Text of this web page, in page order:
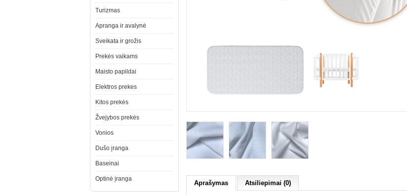
Turizmas
Apranga ir avalynė
Sveikata ir grožis
Prekės vaikams
Maisto papildai
Elektros prekes
Kitos prekės
Žvejybos prekės
Vonios
Dušo įranga
Baseinai
Optinė įranga
Aprašymas Atsiliepimai (0)